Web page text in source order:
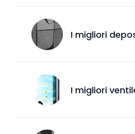
I migliori
I migliori